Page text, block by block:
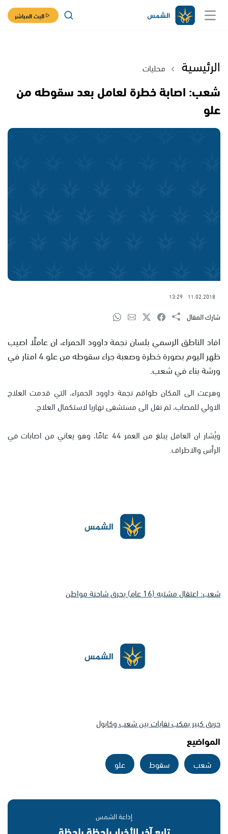
البث المباشر
الرئيسية محليات
شعب: اصابة خطرة لعامل بعد سقوطه من
علو
11.02.2018
13:29
شارك المقال
افاد الناطق الرسمي بلسان نجمة داوود الحمراء، ان عاملًا اصيب
ظهر اليوم بصورة خطرة وصعبة جراء سقوطه من علو 4 امتار في
ورشة بناء في شعب.
وهرعت الى المكان طواقم نجمة داوود الحمراء، التي قدمت العلاج
الاولي للمصاب، ثم نقل الى مستشفى نهاريا لاستكمال العلاج.
ويُشار ان العامل يبلغ من العمر 44 عامًا، وهو يعاني من اصابات في
الرأس والاطراف.
شعب: اعتقال مشتبه (16 عام) بحرق شاحنة مواطن
حريق كبير بمكب نفايات بين شعب وكابول
المواضيع
شعب سقوط علو
إذاعة الشمس